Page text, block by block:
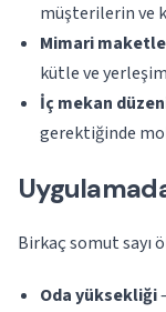
müşterilerin ve
Mimari
kütle ve
İç mekan
gerektiğinde
Birkaç somut sayı
Oda yüksekliği